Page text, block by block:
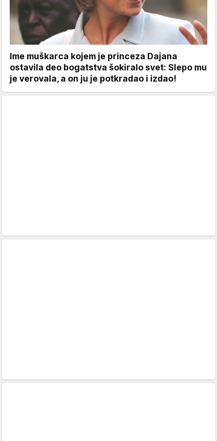
Ime muškarca kojem je princeza Dajana
ostavila deo bogatstva šokiralo svet: Slepo mu
je verovala, a on ju je potkradao i izdao!